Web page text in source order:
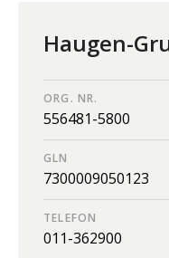
Haugen-
ORG. NR.
556481-5800
GLN
7300009050123
TELEFON
011-362900